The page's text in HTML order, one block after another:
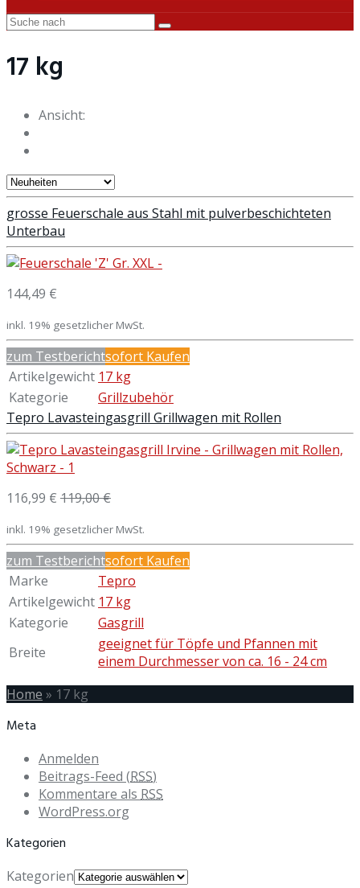
17 kg
Ansicht:
grosse Feuerschale aus Stahl mit pulverbeschichteten
Unterbau
144,49 €
inkl. 19% gesetzlicher MwSt.
zum Testberichtsofort Kaufen
Artikelgewicht 17 kg
Kategorie
Grillzubehör
Tepro Lavasteingasgrill Grillwagen mit Rollen
116,99 € 119,00 €
inkl. 19% gesetzlicher MwSt.
zum Testberichtsofort Kaufen
Marke
Tepro
Artikelgewicht 17 kg
Kategorie
Gasgrill
Breite
geeignet für Töpfe und Pfannen mit
einem Durchmesser von ca. 16 - 24 cm
Home » 17 kg
Meta
Anmelden
Beitrags-Feed (RSS)
Kommentare als RSS
WordPress.org
Kategorien
Kategorien